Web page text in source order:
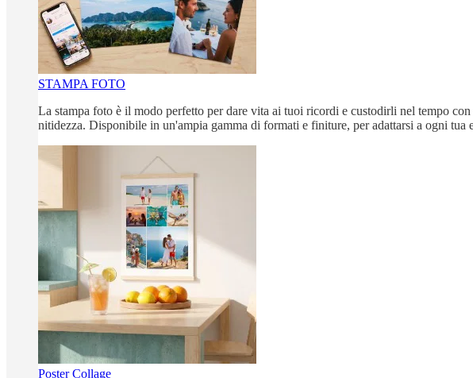
STAMPA FOTO
La stampa foto è il modo perfetto per dare vita ai tuoi ricordi e custodirli nel tempo
nitidezza. Disponibile in un'ampia gamma di formati e finiture, per adattarsi a ogni tua
Poster Collage